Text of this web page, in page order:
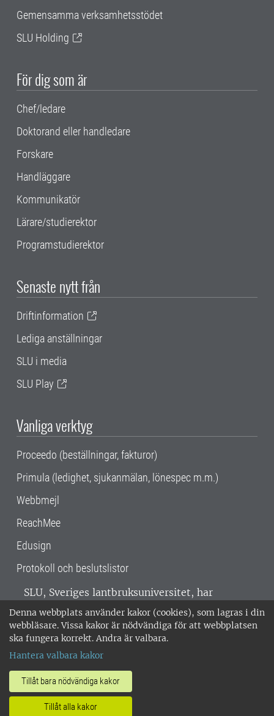
Denna webbplats använder kakor (cookies), som lagras i din
webbläsare. Vissa kakor är nödvändiga för att webbplatsen
ska fungera korrekt. Andra är valbara.
Hantera valbara kakor
Tillåt bara nödvändiga kakor
Tillåt alla kakor
Gemensamma verksamhetsstödet
SLU Holding
För dig som är
Chef/ledare
Doktorand eller handledare
Forskare
Handläggare
Kommunikatör
Lärare/studierektor
Programstudierektor
Senaste nytt från
Driftinformation
Lediga anställningar
SLU i media
SLU Play
Vanliga verktyg
Proceedo (beställningar, fakturor)
Primula (ledighet, sjukanmälan, lönespec m.m.)
Webbmejl
ReachMee
Edusign
Protokoll och beslutslistor
SLU, Sveriges lantbruksuniversitet, har
verksamhet över hela Sverige. Huvudorter är
Alnarp, Uppsala och Umeå.SLU är
miljöcertifierat enligt ISO 14001. •
018-67 10 00 • Org nr: 202100-2817 •
Om SLU:s webbplatser
•Hantera kakor•Behandling av
personuppgifter